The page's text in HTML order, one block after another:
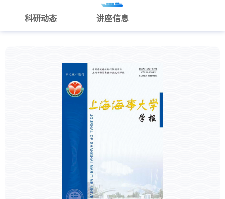
科研动态 讲座信息